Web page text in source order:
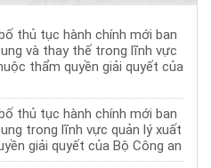
thủ tục hành chính mới ban
và thay thế trong lĩnh vực
thẩm quyền giải quyết của
thủ tục hành chính mới ban
trong lĩnh vực quản lý xuất
giải quyết của Bộ Công an